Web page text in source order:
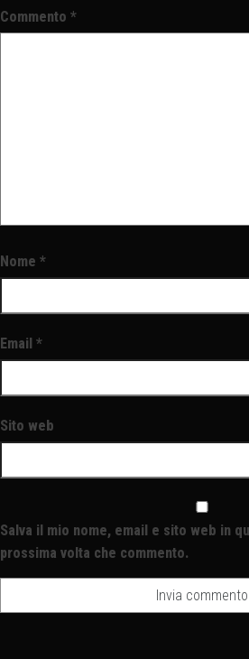
Commento *
Nome *
Email *
Sito web
Salva il mio nome, email e sito web in
prossima volta che commento.